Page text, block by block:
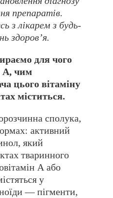
препаратів.
з лікарем з будь-
здоровʼя.
для чого
А, чим
цього вітаміну
міститься.
сполука,
активний
який
тваринного
А або
у
— пігменти,